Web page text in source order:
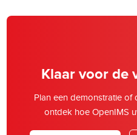
Klaar voor de
Plan een demonstratie
ontdek hoe OpenIMS